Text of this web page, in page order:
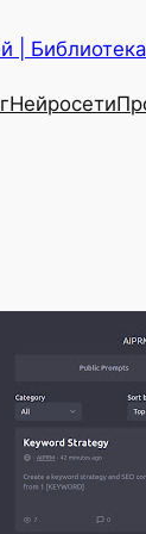
|
Нейросети